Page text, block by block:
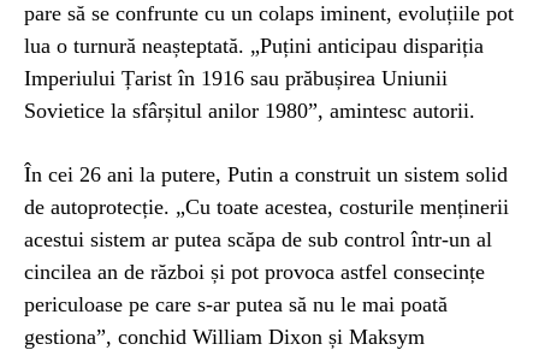
pare să se confrunte cu un colaps iminent, evoluțiile pot
lua o turnură neașteptată. „Puțini anticipau dispariția
Imperiului Țarist în 1916 sau prăbușirea Uniunii
Sovietice la sfârșitul anilor 1980”, amintesc autorii.
În cei 26 ani la putere, Putin a construit un sistem solid
de autoprotecție. „Cu toate acestea, costurile menținerii
acestui sistem ar putea scăpa de sub control într-un al
cincilea an de război și pot provoca astfel consecințe
periculoase pe care s-ar putea să nu le mai poată
gestiona”, conchid William Dixon și Maksym